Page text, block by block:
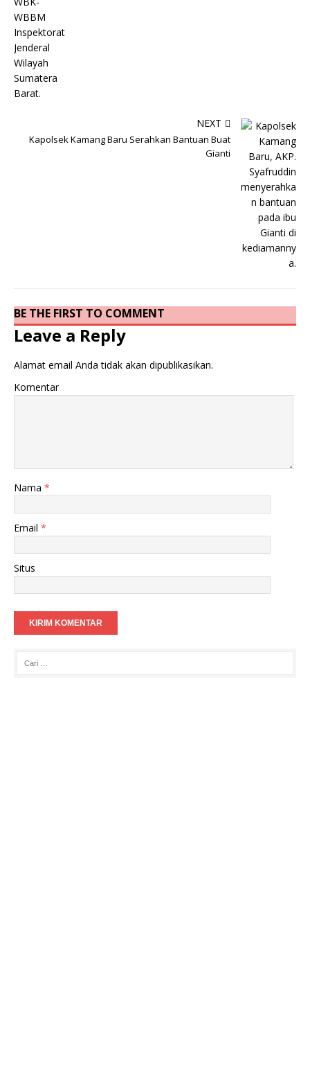
NEXT
Kapolsek Kamang Baru Serahkan Bantuan Buat
Gianti
BE THE FIRST TO COMMENT
Leave a Reply
Alamat email Anda tidak akan dipublikasikan.
Komentar
Nama *
Email *
Situs